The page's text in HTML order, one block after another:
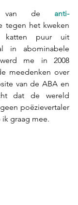
van de anti-
tegen het kweken
katten puur uit
in abominabele
werd me in 2008
meedenken over
van de ABA en
dat de wereld
poëzievertaler
graag mee.